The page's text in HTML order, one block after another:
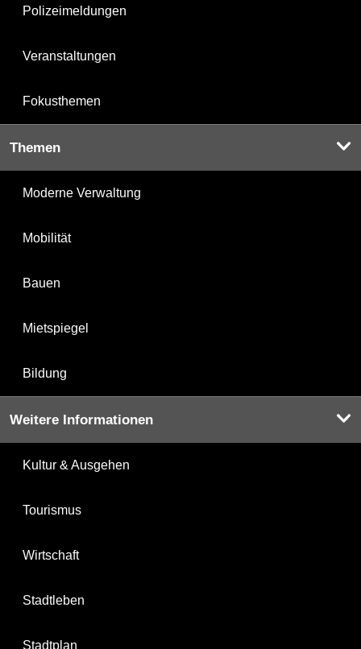
Polizeimeldungen
Veranstaltungen
Fokusthemen
Themen
Moderne Verwaltung
Mobilität
Bauen
Mietspiegel
Bildung
Weitere Informationen
Kultur & Ausgehen
Tourismus
Wirtschaft
Stadtleben
Stadtplan